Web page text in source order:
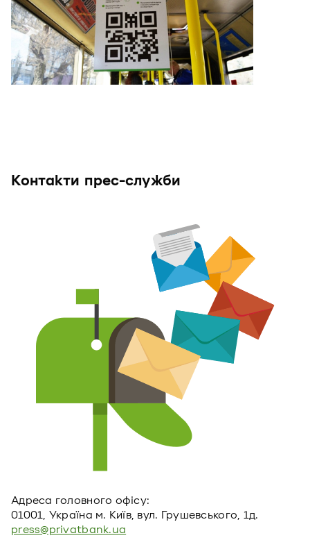
Контакти прес-служби
Адреса головного офiсу:
01001, Україна м. Київ, вул. Грушевського, 1д.
press@privatbank.ua